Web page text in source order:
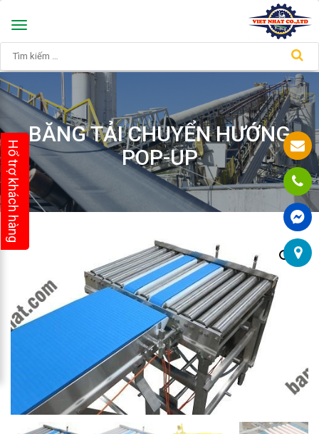
Toggle
navigation
BĂNG TẢI CHUYỂN HƯỚNG
POP-UP
Hổ trợ khách hàng